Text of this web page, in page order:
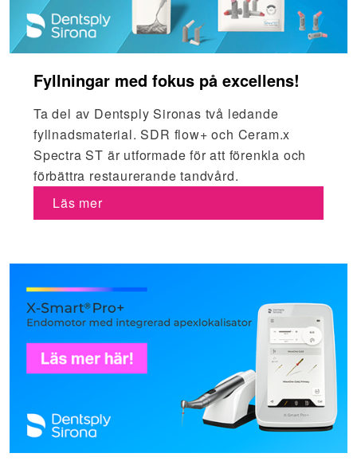
Fyllningar med fokus på excellens!
Ta del av Dentsply Sironas två ledande
fyllnadsmaterial. SDR flow+ och Ceram.x
Spectra ST är utformade för att förenkla och
förbättra restaurerande tandvård.
Läs mer